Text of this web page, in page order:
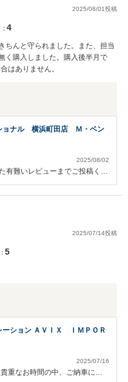
Ｔ．Ｋ
2025/08/01投稿
4
ちんと守られました。また、担当
く購入しました。購入後半月で
はありません。
ョナル 横浜町田店 Ｍ・ベン
2025/08/02
有難いレビューまでご投稿くだ
良かったです。 今後も可能な
宜しくお願い致します。
2025/07/14投稿
5
ーション ＡＶＩＸ ＩＭＰＯＲ
2025/07/16
重なお時間の中、ご納車にお